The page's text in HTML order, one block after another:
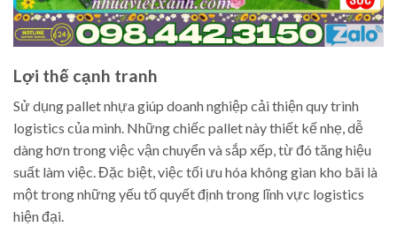
Lợi thế cạnh tranh
Sử dụng pallet nhựa giúp doanh nghiệp cải thiện quy trình
logistics của mình. Những chiếc pallet này thiết kế nhẹ, dễ
dàng hơn trong việc vận chuyển và sắp xếp, từ đó tăng hiệu
suất làm việc. Đặc biệt, việc tối ưu hóa không gian kho bãi là
một trong những yếu tố quyết định trong lĩnh vực logistics
hiện đại.